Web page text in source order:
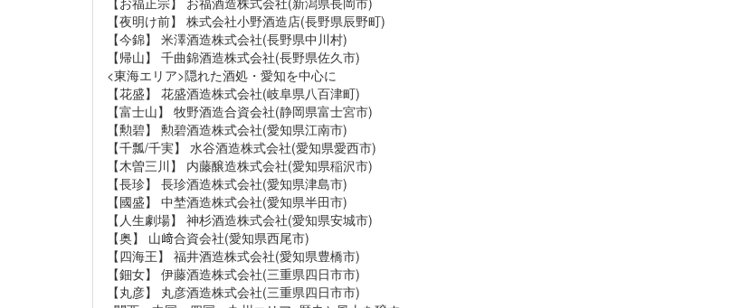
【夜明け前】 株式会社小野酒造店(長野県辰野町)
【今錦】 米澤酒造株式会社(長野県中川村)
【帰山】 千曲錦酒造株式会社(長野県佐久市)
<東海エリア>隠れた酒処・愛知を中心に
【花盛】 花盛酒造株式会社(岐阜県八百津町)
【富士山】 牧野酒造合資会社(静岡県富士宮市)
【勲碧】 勲碧酒造株式会社(愛知県江南市)
【千瓢/千実】 水谷酒造株式会社(愛知県愛西市)
【木曽三川】 内藤醸造株式会社(愛知県稲沢市)
【長珍】 長珍酒造株式会社(愛知県津島市)
【國盛】 中埜酒造株式会社(愛知県半田市)
【人生劇場】 神杉酒造株式会社(愛知県安城市)
【奥】 山﨑合資会社(愛知県西尾市)
【四海王】 福井酒造株式会社(愛知県豊橋市)
【鈿女】 伊藤酒造株式会社(三重県四日市市)
【丸彦】 丸彦酒造株式会社(三重県四日市市)